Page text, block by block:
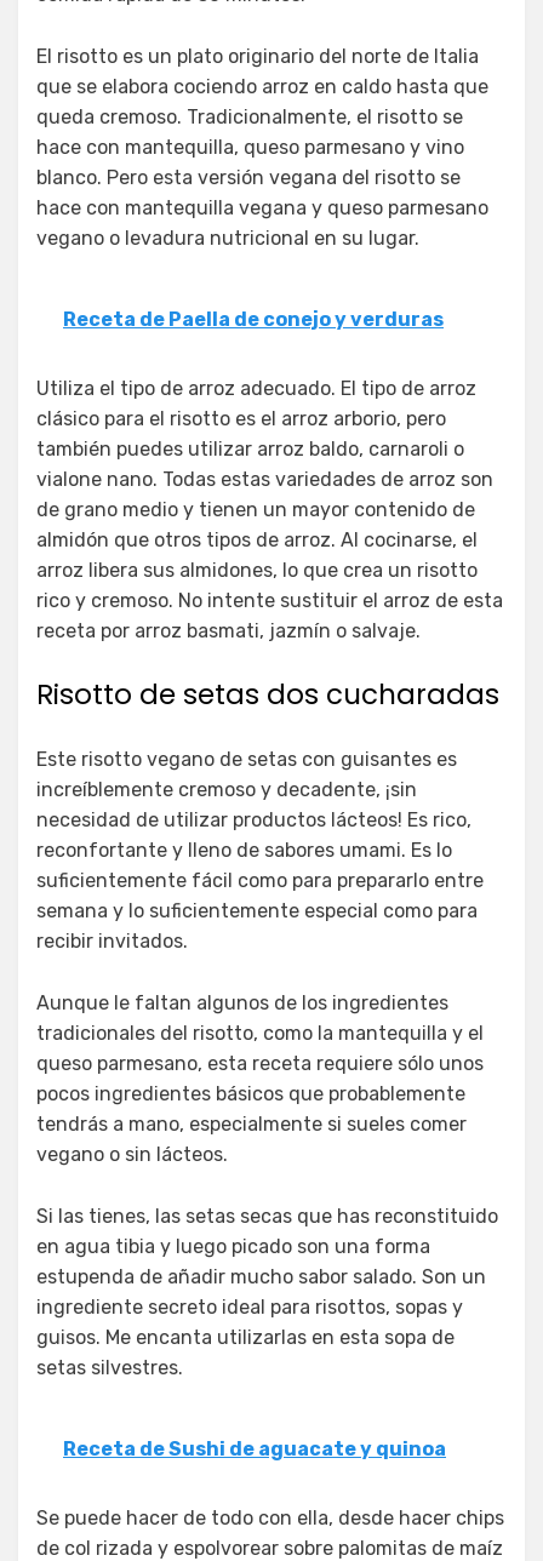
El risotto es un plato originario del norte de Italia
que se elabora cociendo arroz en caldo hasta que
queda cremoso. Tradicionalmente, el risotto se
hace con mantequilla, queso parmesano y vino
blanco. Pero esta versión vegana del risotto se
hace con mantequilla vegana y queso parmesano
vegano o levadura nutricional en su lugar.
Receta de Paella de conejo y verduras
Utiliza el tipo de arroz adecuado. El tipo de arroz
clásico para el risotto es el arroz arborio, pero
también puedes utilizar arroz baldo, carnaroli o
vialone nano. Todas estas variedades de arroz son
de grano medio y tienen un mayor contenido de
almidón que otros tipos de arroz. Al cocinarse, el
arroz libera sus almidones, lo que crea un risotto
rico y cremoso. No intente sustituir el arroz de esta
receta por arroz basmati, jazmín o salvaje.
Risotto de setas dos cucharadas
Este risotto vegano de setas con guisantes es
increíblemente cremoso y decadente, ¡sin
necesidad de utilizar productos lácteos! Es rico,
reconfortante y lleno de sabores umami. Es lo
suficientemente fácil como para prepararlo entre
semana y lo suficientemente especial como para
recibir invitados.
Aunque le faltan algunos de los ingredientes
tradicionales del risotto, como la mantequilla y el
queso parmesano, esta receta requiere sólo unos
pocos ingredientes básicos que probablemente
tendrás a mano, especialmente si sueles comer
vegano o sin lácteos.
Si las tienes, las setas secas que has reconstituido
en agua tibia y luego picado son una forma
estupenda de añadir mucho sabor salado. Son un
ingrediente secreto ideal para risottos, sopas y
guisos. Me encanta utilizarlas en esta sopa de
setas silvestres.
Receta de Sushi de aguacate y quinoa
Se puede hacer de todo con ella, desde hacer chips
de col rizada y espolvorear sobre palomitas de maíz